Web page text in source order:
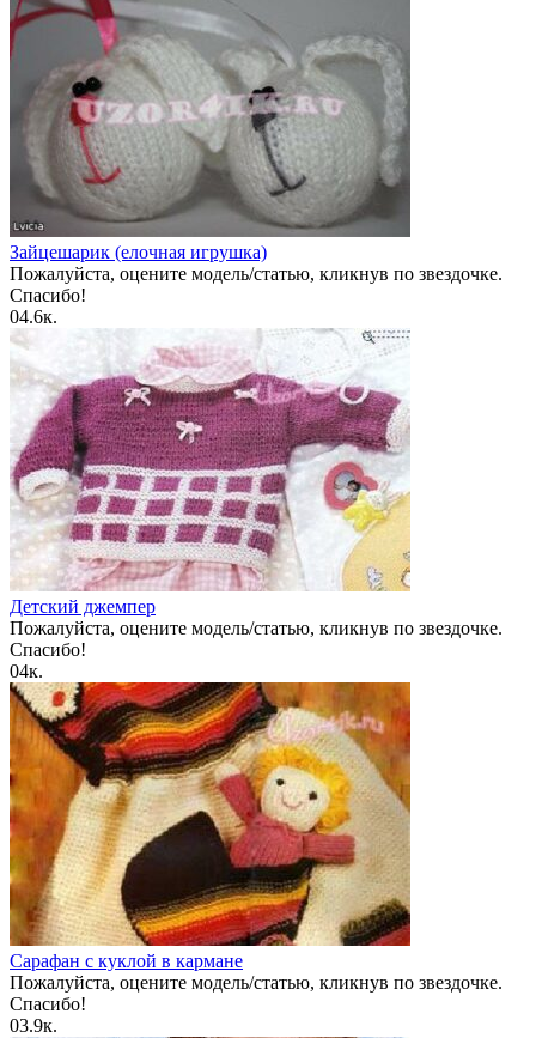
Зайцешарик (елочная игрушка)
Пожалуйста, оцените модель/статью, кликнув по звездочке.
Спасибо!
04.6к.
Детский джемпер
Пожалуйста, оцените модель/статью, кликнув по звездочке.
Спасибо!
04к.
Сарафан с куклой в кармане
Пожалуйста, оцените модель/статью, кликнув по звездочке.
Спасибо!
03.9к.